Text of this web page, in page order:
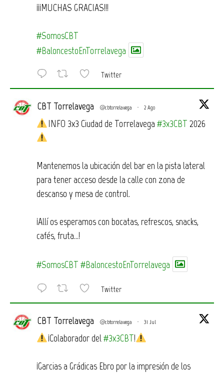
¡¡¡MUCHAS GRACIAS!!!
#SomosCBT
#BaloncestoEnTorrelavega
Twitter
CBT Torrelavega @cbtorrelavega · 2 Ago
INFO 3x3 Ciudad de Torrelavega#3x3CBT 2026
Mantenemos la ubicación del bar en la pista lateral
para tener acceso desde la calle con zona de
descanso y mesa de control.
¡Allí os esperamos con bocatas, refrescos, snacks,
cafés, fruta…!
#SomosCBT #BaloncestoEnTorrelavega
Twitter
CBT Torrelavega @cbtorrelavega · 31 Jul
¡Colaborador del#3x3CBT!
¡Garcias a Grádicas Ebro por la impresión de los